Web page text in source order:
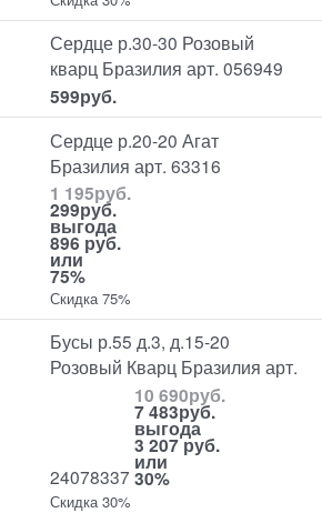
Сердце р.30-30 Розовый
кварц Бразилия арт. 056949
599руб.
Сердце р.20-20 Агат
Бразилия арт. 63316
1 195руб.
299руб.
выгода
896 руб.
или
75%
Скидка 75%
Бусы р.55 д.3, д.15-20
Розовый Кварц Бразилия арт.
24078337
10 690руб.
7 483руб.
выгода
3 207 руб.
или
30%
Скидка 30%